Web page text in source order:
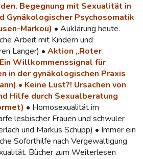
Begegnung mit Sexualität in
Gynäkologischer Psychosomatik
Markou) • Auklärung heute.
Arbeit mit Kindern und
Langer) • Aktion „Roter
Willkommenssignal für
in der gynäkologischen Praxis
• Keine Lust?! Ursachen von
Hilfe durch Sexualberatung
• Homosexualität im
lesbischer Frauen und schwuler
und Markus Schupp) • Immer ein
Soforthilfe nach Vergewaltigung
Bücher zum Weiterlesen